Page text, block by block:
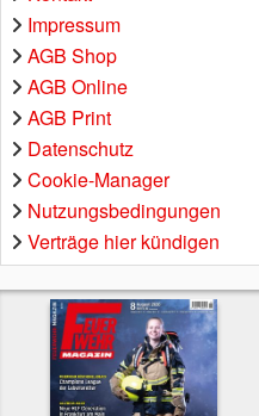
Impressum
AGB Shop
AGB Online
AGB Print
Datenschutz
Cookie-Manager
Nutzungsbedingungen
Verträge hier kündigen